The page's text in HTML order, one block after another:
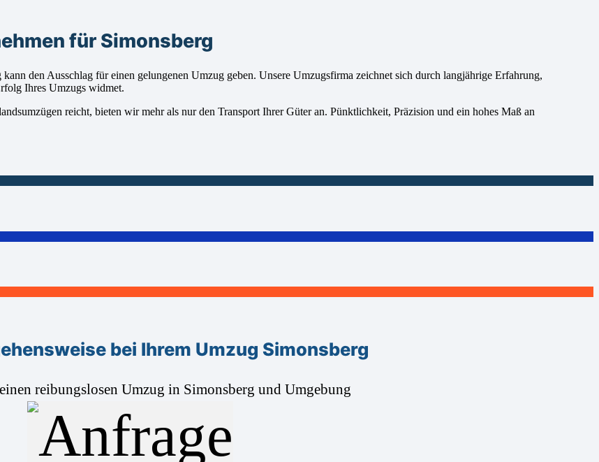
für Simonsberg
den Ausschlag für einen gelungenen Umzug geben. Unsere Umzugsfirma zeichnet sich durch langjährige Erfahrung,
Ihres Umzugs widmet.
reicht, bieten wir mehr als nur den Transport Ihrer Güter an. Pünktlichkeit, Präzision und ein hohes Maß an
bei Ihrem Umzug Simonsberg
reibungslosen Umzug in Simonsberg und Umgebung